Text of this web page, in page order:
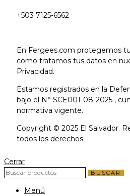
+503 7125-6562
En Fergees.com protegemos
cómo tratamos tus datos en
Privacidad.
Estamos registrados en la
bajo el N° SCE001-08-2025 ,
normativa vigente.
Copyright © 2025 El Salvador.
todos los derechos.
Cerrar
BUSCAR
Menú